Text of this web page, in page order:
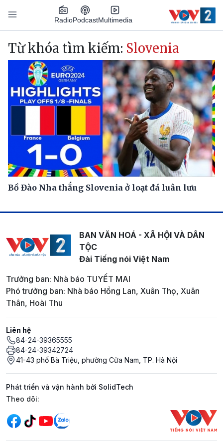
Nhảy đến nội dung
RadioPodcastMultimedia
Main navigation
Từ khóa tìm kiếm: Slovenia
Bồ Đào Nha thắng Slovenia ở loạt đá luân lưu
BAN VĂN HOÁ - XÃ HỘI VÀ DÂN
TỘC
Đài Tiếng nói Việt Nam
Trưởng ban: Nhà báo TUYẾT MAI
Phó trưởng ban: Nhà báo Hồng Lan, Xuân Thọ, Xuân
Thân, Hoài Thu
Liên hệ
84-24-39365555
84-24-39342724
41-43 phố Bà Triệu, phường Cửa Nam, TP. Hà Nội
Phát triển và vận hành bởi SolidTech
Mạng xã hội
Theo dõi: